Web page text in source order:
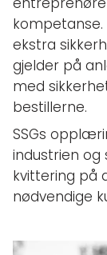
ekstra
gjelder på
med
bestillerne.
SSGs
industrien
kvittering på
nødvendige